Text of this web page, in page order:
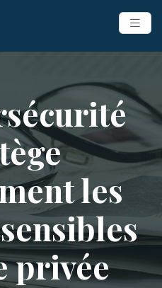
les
privée